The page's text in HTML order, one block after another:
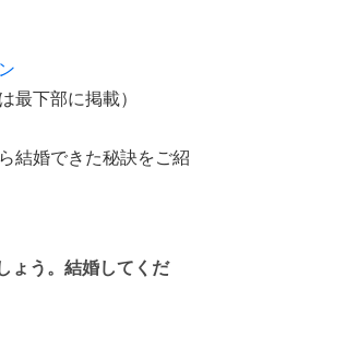
最下部に掲載）
結婚できた秘訣をご紹
ょう。結婚してくだ